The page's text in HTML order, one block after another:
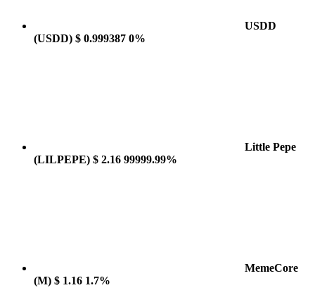
USDD
(USDD) $ 0.999387 0%
Little Pepe
(LILPEPE) $ 2.16 99999.99%
MemeCore
(M) $ 1.16 1.7%